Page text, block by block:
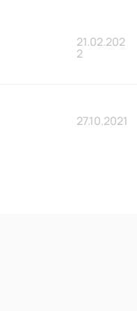
21.02.202
2
27.10.2021